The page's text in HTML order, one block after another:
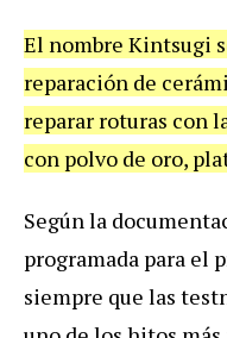
El nombre Kintsugi
reparación de
reparar roturas con
con polvo de oro,
Según la
programada para el
siempre que las